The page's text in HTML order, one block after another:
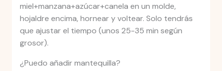
miel+manzana+azúcar+canela en un molde,
hojaldre encima, hornear y voltear. Solo tendrás
que ajustar el tiempo (unos 25-35 min según
grosor).
¿Puedo añadir mantequilla?